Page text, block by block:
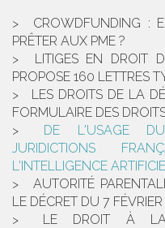
CROWDFUNDING :
PRÊTER AUX PME ?
LITIGES EN DROIT
PROPOSE 160 LETTRES
LES DROITS DE LA
FORMULAIRE DES
DE L'USAGE
JURIDICTIONS
L'INTELLIGENCE
AUTORITÉ
LE DÉCRET DU 7
LE DROIT À LA